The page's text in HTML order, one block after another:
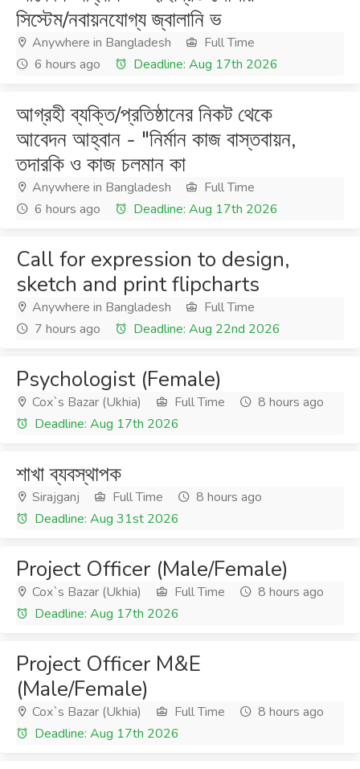
সিস্টেম/নবায়নযোগ্য জ্বালানি ভ
Anywhere in Bangladesh
Full Time
6 hours ago
Deadline: Aug 17th 2026
আগ্রহী ব্যক্তি/প্রতিষ্ঠানের নিকট থেকে
আবেদন আহ্বান - "নির্মান কাজ বাস্তবায়ন,
তদারকি ও কাজ চলমান কা
Anywhere in Bangladesh
Full Time
6 hours ago
Deadline: Aug 17th 2026
Call for expression to design,
sketch and print flipcharts
Anywhere in Bangladesh
Full Time
7 hours ago
Deadline: Aug 22nd 2026
Psychologist (Female)
Cox`s Bazar (Ukhia) Full Time
8 hours ago
Deadline: Aug 17th 2026
শাখা ব্যবস্থাপক
Sirajganj Full Time
8 hours ago
Deadline: Aug 31st 2026
Project Officer (Male/Female)
Cox`s Bazar (Ukhia) Full Time
8 hours ago
Deadline: Aug 17th 2026
Project Officer M&E
(Male/Female)
Cox`s Bazar (Ukhia) Full Time
8 hours ago
Deadline: Aug 17th 2026